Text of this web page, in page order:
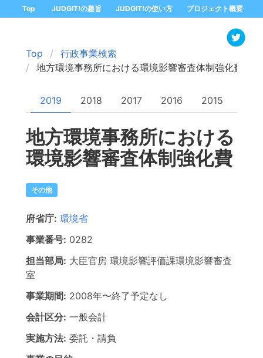
Top JUDGIT!の趣旨 JUDGIT!の使い方 プロジェクト概要
Top
行政事業検索
地方環境事務所における環境影響審査体制強化費
2019 2018 2017 2016 2015
地方環境事務所における
環境影響審査体制強化費
その他
府省庁: 環境省
事業番号: 0282
担当部局: 大臣官房 環境影響評価課環境影響審査
室
事業期間: 2008年〜終了予定なし
会計区分: 一般会計
実施方法: 委託・請負